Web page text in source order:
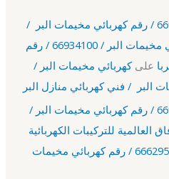
كهربائي مخيمات البر / 66934100 / رقم كهربائي مخيمات البر /
فني كهربائي منازل البر كهربائي مخيمات البر / 66934100 / رقم
علىكهربائي مخيمات البر /
كهربائي مخيمات البر / 66901910 / رقم كهربائي مخيمات البر /
العالمية للتركيبات الكهربائية
كهربائي مخيمات البر / 66629504 / رقم كهربائي مخيمات